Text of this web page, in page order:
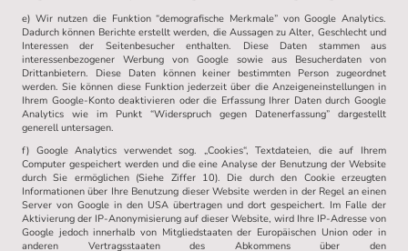
e) Wir nutzen die Funktion “demografische Merkmale” von Google Analytics.
Dadurch können Berichte erstellt werden, die Aussagen zu Alter, Geschlecht und
Interessen der Seitenbesucher enthalten. Diese Daten stammen aus
interessenbezogener Werbung von Google sowie aus Besucherdaten von
Drittanbietern. Diese Daten können keiner bestimmten Person zugeordnet
werden. Sie können diese Funktion jederzeit über die Anzeigeneinstellungen in
Ihrem Google-Konto deaktivieren oder die Erfassung Ihrer Daten durch Google
Analytics wie im Punkt “Widerspruch gegen Datenerfassung” dargestellt
generell untersagen.
f) Google Analytics verwendet sog. „Cookies“, Textdateien, die auf Ihrem
Computer gespeichert werden und die eine Analyse der Benutzung der Website
durch Sie ermöglichen (Siehe Ziffer 10). Die durch den Cookie erzeugten
Informationen über Ihre Benutzung dieser Website werden in der Regel an einen
Server von Google in den USA übertragen und dort gespeichert. Im Falle der
Aktivierung der IP-Anonymisierung auf dieser Website, wird Ihre IP-Adresse von
Google jedoch innerhalb von Mitgliedstaaten der Europäischen Union oder in
anderen Vertragsstaaten des Abkommens über den